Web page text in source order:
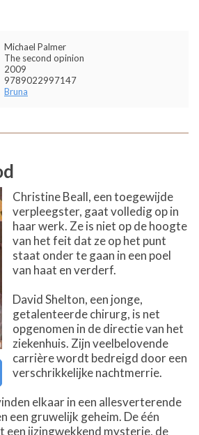
Michael Palmer
The second opinion
2009
9789022997147
Bruna
Christine Beall, een toegewijde
verpleegster, gaat volledig op in
haar werk. Ze is niet op de hoogte
van het feit dat ze op het punt
staat onder te gaan in een poel
van haat en verderf.
David Shelton, een jonge,
getalenteerde chirurg, is net
opgenomen in de directie van het
ziekenhuis. Zijn veelbelovende
carrière wordt bedreigd door een
verschrikkelijke nachtmerrie.
elkaar in een allesverterende
een gruwelijk geheim. De één
een ijzingwekkend mysterie, de